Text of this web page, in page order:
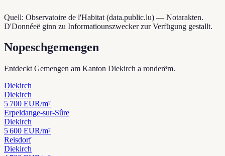
Quell: Observatoire de l'Habitat (data.public.lu) — Notarakten.
D'Donnéeë ginn zu Informatiounszwecker zur Verfügung gestallt.
Nopeschgemengen
Entdeckt Gemengen am Kanton Diekirch a ronderëm.
Diekirch
Diekirch
5 700 EUR/m²
Erpeldange-sur-Sûre
Diekirch
5 600 EUR/m²
Reisdorf
Diekirch